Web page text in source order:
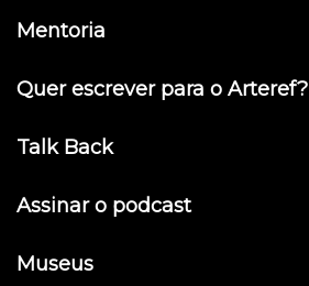
Mentoria
Quer escrever para o Arteref?
Talk Back
Assinar o podcast
Museus